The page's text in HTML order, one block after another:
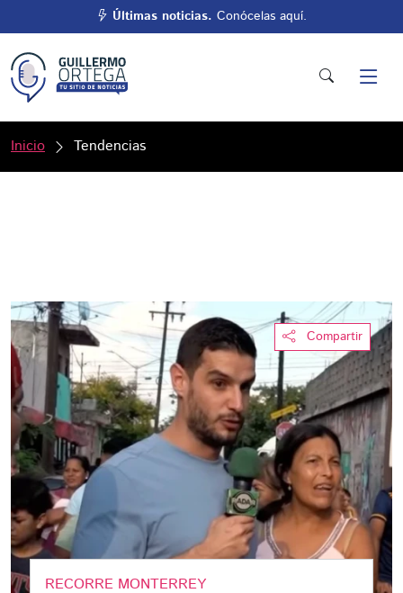
Últimas noticias. Conócelas aquí.
Inicio Tendencias
Compartir
RECORRE MONTERREY